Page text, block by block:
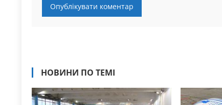
НОВИНИ ПО ТЕМІ